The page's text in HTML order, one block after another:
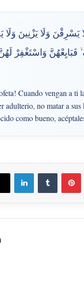
يَسْرِقْنَ وَلَا يَزْنِينَ وَلَا
فَبَايِعْهُنَّ وَاسْتَغْفِرْ
Cuando vengan a ti
adulterio, no matar a
como bueno,
LinkedInTumblr